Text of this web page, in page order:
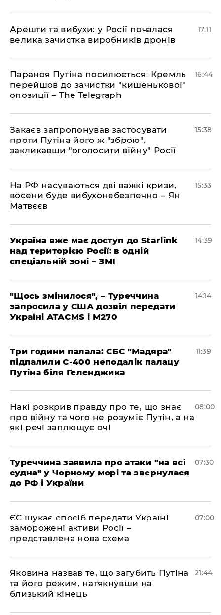
Арешти та вибухи: у Росії почалася
велика зачистка виробників дронів
17:11
Параноя Путіна посилюється: Кремль
перейшов до зачистки "кишенькової"
опозиції – The Telegraph
16:44
Закаєв запропонував застосувати
проти Путіна його ж "зброю",
закликавши "оголосити війну" Росії
15:38
На РФ насуваються дві важкі кризи,
восени буде вибухонебезпечно – Ян
Матвєєв
15:33
Україна вже має доступ до Starlink
над територією Росії: в одній
спеціальній зоні – ЗМІ
14:39
"Щось змінилося", – Туреччина
запросила у США дозвіл передати
Україні ATACMS і M270
14:14
Три години палала: СБС "Мадяра"
підпалили С-400 неподалік палацу
Путіна біля Геленджика
11:39
Накі розкрив правду про те, що знає
про війну та чого не розуміє Путін, а на
які речі заплющує очі
08:00
Туреччина заявила про атаки "на всі
судна" у Чорному морі та звернулася
до РФ і України
07:30
ЄС шукає спосіб передати Україні
заморожені активи Росії –
представлена ​​нова схема
07:00
Яковина назвав те, що загубить Путіна
та його режим, натякнувши на
близький кінець
21:44